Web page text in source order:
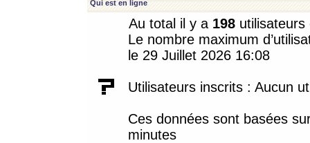
Qui est en ligne
Au total il y a 198
Le nombre maximum
le 29 Juillet 2026 16:08
Utilisateurs inscrits : Aucun
Ces données sont basées
minutes